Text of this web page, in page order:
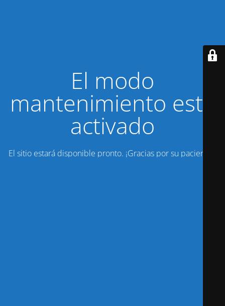
El modo
mantenimiento está
activado
El sitio estará disponible pronto. ¡Gracias por su paciencia!